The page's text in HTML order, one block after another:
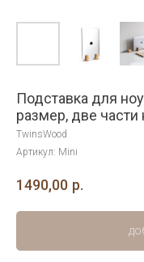
Подставка для
размер, две части
TwinsWood
Артикул: Mini
1490,00 р.